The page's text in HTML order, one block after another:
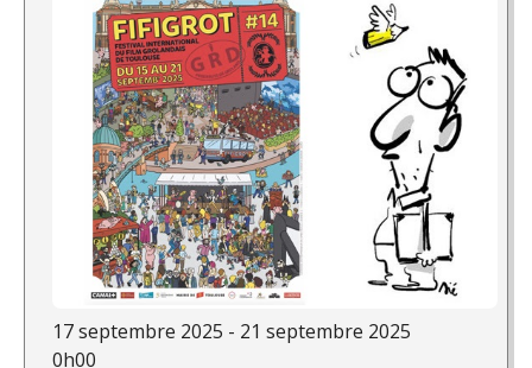
17 septembre 2025 - 21 septembre 2025
0h00